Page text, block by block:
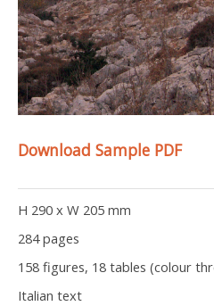
Download Sample PDF
H 290 x W 205 mm
284 pages
158 figures, 18 tables (colour
Italian text